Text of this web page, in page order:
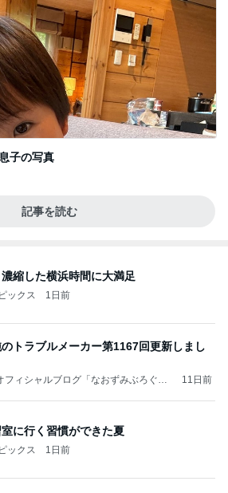
子の写真
記事を読む
縮した横浜時間に大満足
ックス 1日前
トラブルメーカー第1167回更新しまし
フィシャルブログ「なおずみぶろぐ」
11日前
に行く習慣ができた夏
ックス 1日前